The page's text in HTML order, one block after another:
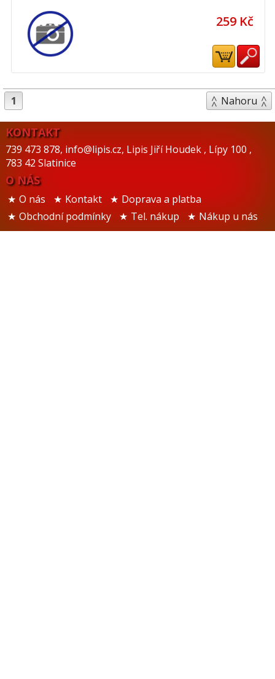
259 Kč
1 Nahoru
KONTAKT
739 473 878, info@lipis.cz, Lipis Jiří Houdek , Lípy 100 ,
783 42 Slatinice
O NÁS
O nás Kontakt
Doprava a platba
Obchodní podmínky
Tel. nákup Nákup u nás